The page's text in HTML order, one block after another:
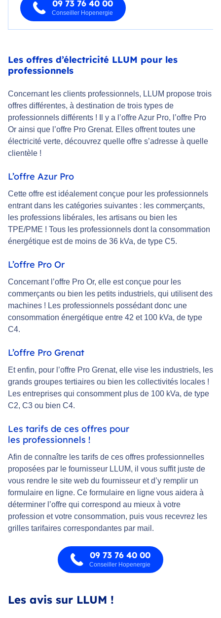
09 73 76 40 00
Conseiller Hopenergie
Les offres d’électricité LLUM pour les
professionnels
Concernant les clients professionnels, LLUM propose trois
offres différentes, à destination de trois types de
professionnels différents ! Il y a l’offre Azur Pro, l’offre Pro
Or ainsi que l’offre Pro Grenat. Elles offrent toutes une
électricité verte, découvrez quelle offre s’adresse à quelle
clientèle !
L’offre Azur Pro
Cette offre est idéalement conçue pour les professionnels
entrant dans les catégories suivantes : les commerçants,
les professions libérales, les artisans ou bien les
TPE/PME ! Tous les professionnels dont la consommation
énergétique est de moins de 36 kVa, de type C5.
L’offre Pro Or
Concernant l’offre Pro Or, elle est conçue pour les
commerçants ou bien les petits industriels, qui utilisent des
machines ! Les professionnels possédant donc une
consommation énergétique entre 42 et 100 kVa, de type
C4.
L’offre Pro Grenat
Et enfin, pour l’offre Pro Grenat, elle vise les industriels, les
grands groupes tertiaires ou bien les collectivités locales !
Les entreprises qui consomment plus de 100 kVa, de type
C2, C3 ou bien C4.
Les tarifs de ces offres pour
les professionnels !
Afin de connaître les tarifs de ces offres professionnelles
proposées par le fournisseur LLUM, il vous suffit juste de
vous rendre le site web du fournisseur et d’y remplir un
formulaire en ligne. Ce formulaire en ligne vous aidera à
déterminer l’offre qui correspond au mieux à votre
profession et votre consommation, puis vous recevrez les
grilles tarifaires correspondantes par mail.
09 73 76 40 00
Conseiller Hopenergie
Les avis sur LLUM !